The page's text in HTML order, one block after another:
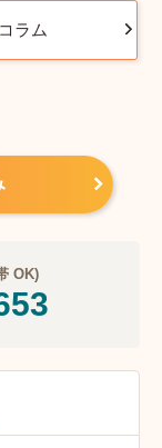
ラム
OK)